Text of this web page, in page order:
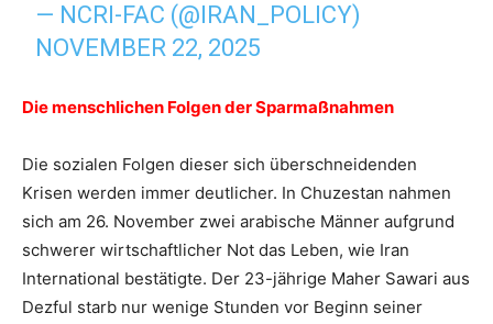
— NCRI-FAC (@IRAN_POLICY)
NOVEMBER 22, 2025
Die menschlichen Folgen der Sparmaßnahmen
Die sozialen Folgen dieser sich überschneidenden
Krisen werden immer deutlicher. In Chuzestan nahmen
sich am 26. November zwei arabische Männer aufgrund
schwerer wirtschaftlicher Not das Leben, wie Iran
International bestätigte. Der 23-jährige Maher Sawari aus
Dezful starb nur wenige Stunden vor Beginn seiner